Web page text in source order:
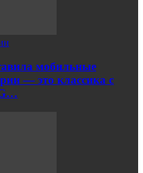
мобильные
— это классика с